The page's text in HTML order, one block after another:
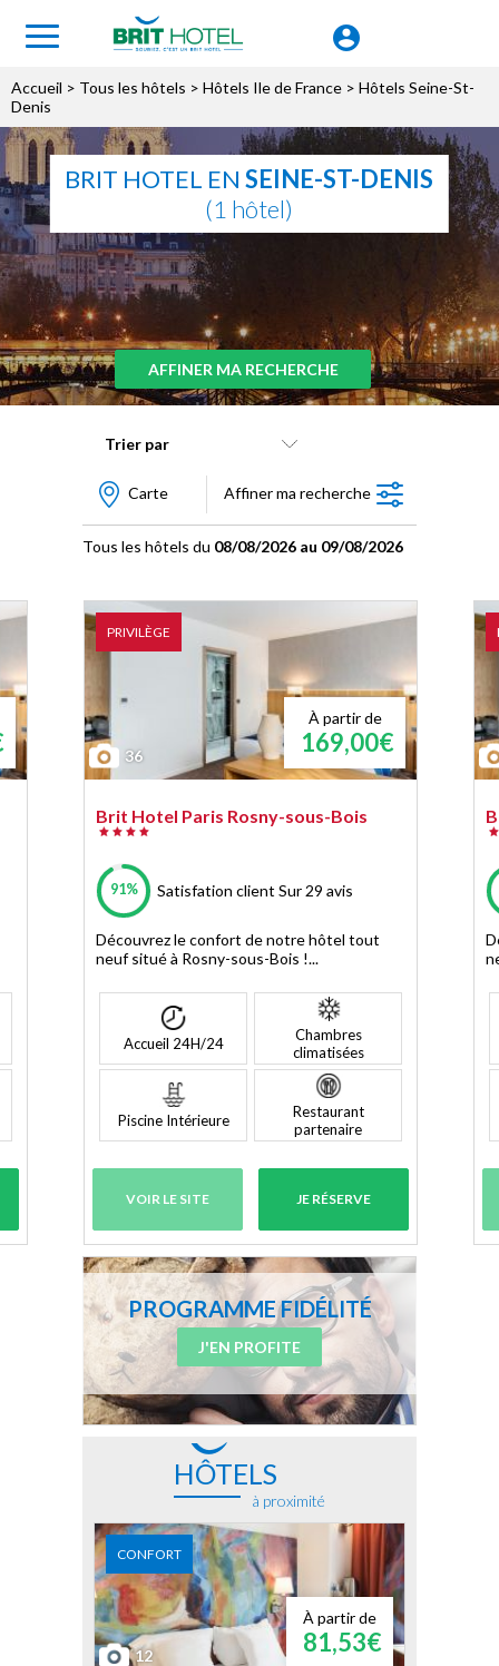
Accueil > Tous les hôtels > Hôtels Ile de France > Hôtels Seine-St-
Denis
BRIT HOTEL ENSEINE-ST-DENIS
(1 hôtel)
AFFINER MA RECHERCHE
Trier par
Carte Affiner ma recherche
Tous les hôtels du 08/08/2026 au 09/08/2026
À partir de
169,00€
PRIVILÈGE
36
Brit Hotel Paris Rosny-sous-Bois
91% Satisfation client Sur 29 avis
Découvrez le confort de notre hôtel tout
neuf situé à Rosny-sous-Bois !...
Accueil 24H/24
Chambres
climatisées
Piscine Intérieure
Restaurant
partenaire
VOIR LE SITE JE RÉSERVE
PROGRAMME FIDÉLITÉ
J'EN PROFITE
HÔTELS
à proximité
À partir de
81,53€
CONFORT
12